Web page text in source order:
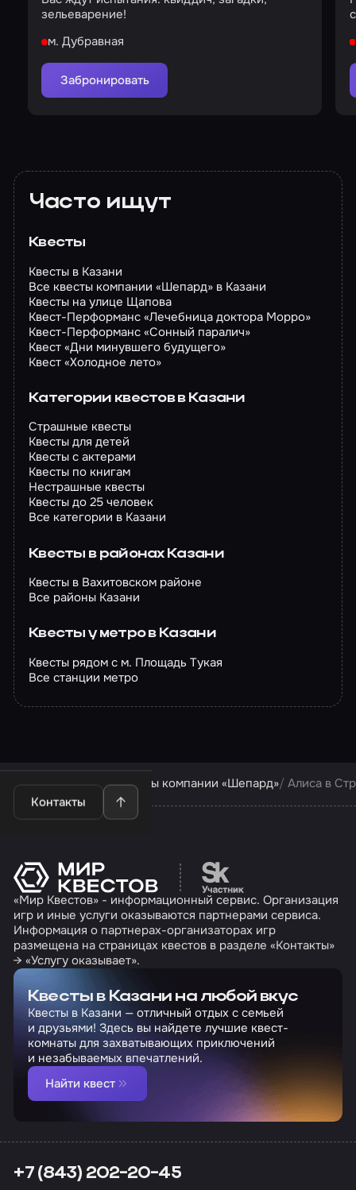
зельеварение!
м. Дубравная
Забронировать
Часто ищут
Квесты
Квесты в Казани
Все квесты компании «Шепард» в Казани
Квесты на улице Щапова
Квест-Перформанс «Лечебница доктора Морро»
Квест-Перформанс «Сонный паралич»
Квест «Дни минувшего будущего»
Квест «Холодное лето»
Категории квестов в Казани
Страшные квесты
Квесты для детей
Квесты с актерами
Квесты по книгам
Нестрашные квесты
Квесты до 25 человек
Все категории в Казани
Квесты в районах Казани
Квесты в Вахитовском районе
Все районы Казани
Квесты у метро в Казани
Квесты рядом с м. Площадь Тукая
Все станции метро
Контакты
Квесты в Казани Квесты компании «Шепард» Алиса в
Перейти на сайт
«Мир Квестов» - информационный сервис. Организация
игр и иные услуги оказываются партнерами сервиса.
Информация о партнерах-организаторах игр
размещена на страницах квестов в разделе «Контакты»
→ «Услугу оказывает».
Квесты в Казани на любой вкус
Квесты в Казани — отличный отдых с семьей
и друзьями! Здесь вы найдете лучшие квест-
комнаты для захватывающих приключений
и незабываемых впечатлений.
Найти квест
+7 (843) 202-20-45